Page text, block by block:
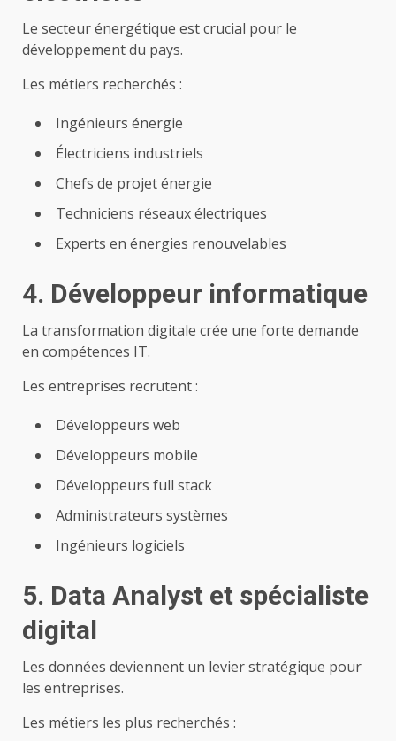
Le secteur énergétique est crucial pour le
développement du pays.
Les métiers recherchés :
Ingénieurs énergie
Électriciens industriels
Chefs de projet énergie
Techniciens réseaux électriques
Experts en énergies renouvelables
4. Développeur informatique
La transformation digitale crée une forte demande
en compétences IT.
Les entreprises recrutent :
Développeurs web
Développeurs mobile
Développeurs full stack
Administrateurs systèmes
Ingénieurs logiciels
5. Data Analyst et spécialiste
digital
Les données deviennent un levier stratégique pour
les entreprises.
Les métiers les plus recherchés :